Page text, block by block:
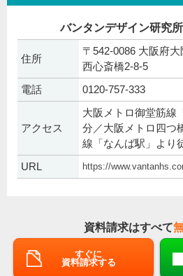
バンタンデザイン研究
住所
〒542-0086 大阪府
西心斎橋2-8-5
電話 0120-757-333
アクセス
大阪メトロ御堂筋線
分／大阪メトロ四つ
線「なんば駅」より
URL
https://
資料請求はすべて
すぐに
資料請求する